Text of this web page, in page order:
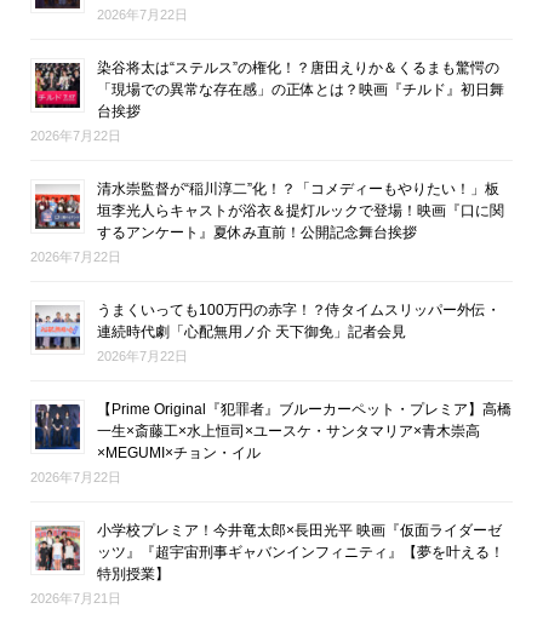
2026年7月22日
染谷将太は“ステルス”の権化！？唐田えりか＆くるまも驚愕の
「現場での異常な存在感」の正体とは？映画『チルド』初日舞
台挨拶
2026年7月22日
清水崇監督が“稲川淳二”化！？「コメディーもやりたい！」板
垣李光人らキャストが浴衣＆提灯ルックで登場！映画『口に関
するアンケート』夏休み直前！公開記念舞台挨拶
2026年7月22日
うまくいっても100万円の赤字！？侍タイムスリッパー外伝・
連続時代劇「心配無用ノ介 天下御免」記者会見
2026年7月22日
【Prime Original『犯罪者』ブルーカーペット・プレミア】高橋
一生×斎藤工×水上恒司×ユースケ・サンタマリア×青木崇高
×MEGUMI×チョン・イル
2026年7月22日
小学校プレミア！今井竜太郎×長田光平 映画『仮面ライダーゼ
ッツ』『超宇宙刑事ギャバンインフィニティ』【夢を叶える！
特別授業】
2026年7月21日